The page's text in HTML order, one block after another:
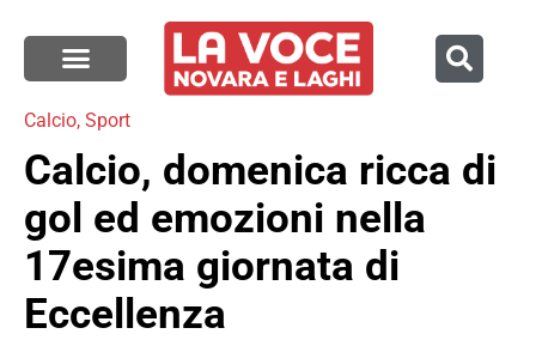
Calcio, Sport
Calcio, domenica ricca di
gol ed emozioni nella
17esima giornata di
Eccellenza